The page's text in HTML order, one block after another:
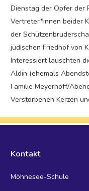
Dienstag der Opfer der
Vertreter*innen beider
der
jüdischen Friedhof von
Interessiert lauschten
Aldin (ehemals
Familie Meyerhoff/
Verstorbenen Kerzen
Kontakt
Möhnesee-Schule